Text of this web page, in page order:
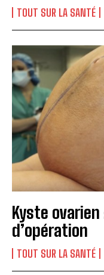
TOUT SUR LA SANTÉ
Kyste
d’opération
TOUT SUR LA SANTÉ